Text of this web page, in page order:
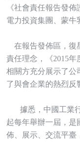
《社會責任報告發
電力投資集團、蒙牛
在報告發佈區，復
責任理念，《2015
相關方充分展示了公
了與會企業的熱烈反
據悉，中國工業行
起每年舉辦一屆，是
佈、展示、交流平臺